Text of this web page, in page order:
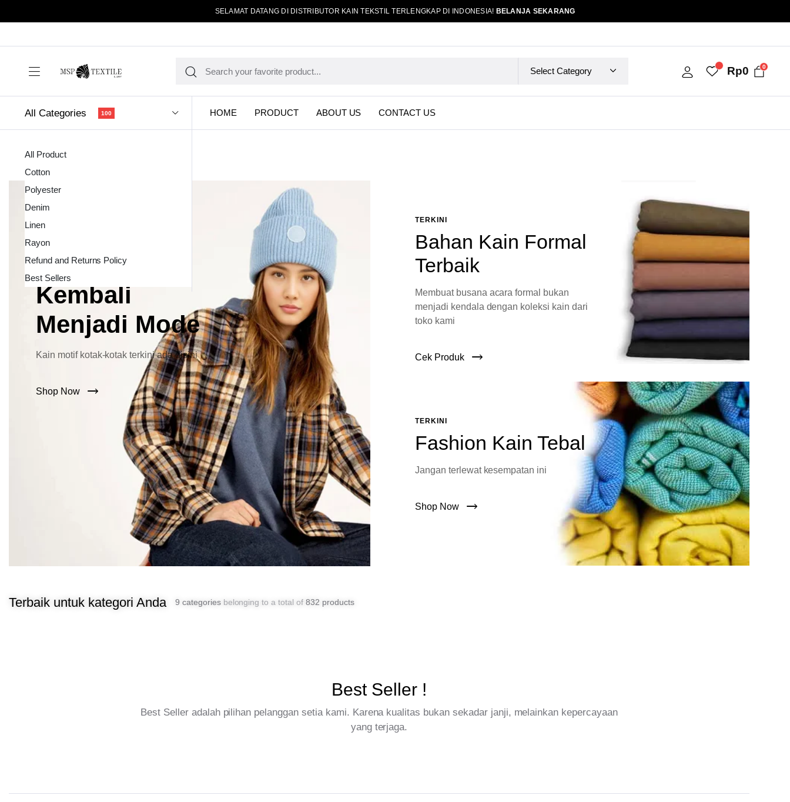
SELAMAT DATANG DI DISTRIBUTOR KAIN TEKSTIL TERLENGKAP DI INDONESIA! BELANJA SEKARANG
Rp0 0
All Categories 100
All Product
Cotton
Polyester
Denim
Linen
Rayon
Refund and Returns Policy
Best Sellers
HOME PRODUCT ABOUT US CONTACT US
Kain Pola
Lebar Kini
Kembali
Menjadi Mode
Kain motif kotak-kotak terkini ada disini
Shop Now
TERKINI
Bahan Kain Formal
Terbaik
Membuat busana acara formal bukan
menjadi kendala dengan koleksi kain dari
toko kami
Cek Produk
TERKINI
Fashion Kain Tebal
Jangan terlewat kesempatan ini
Shop Now
Terbaik untuk kategori Anda 9 categoriesbelonging to a total of 832 products
Best Seller !
Best Seller adalah pilihan pelanggan setia kami. Karena kualitas bukan sekadar janji, melainkan kepercayaan
yang terjaga.